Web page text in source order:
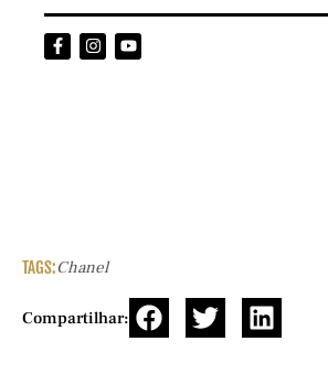
TAGS:Chanel
Compartilhar: